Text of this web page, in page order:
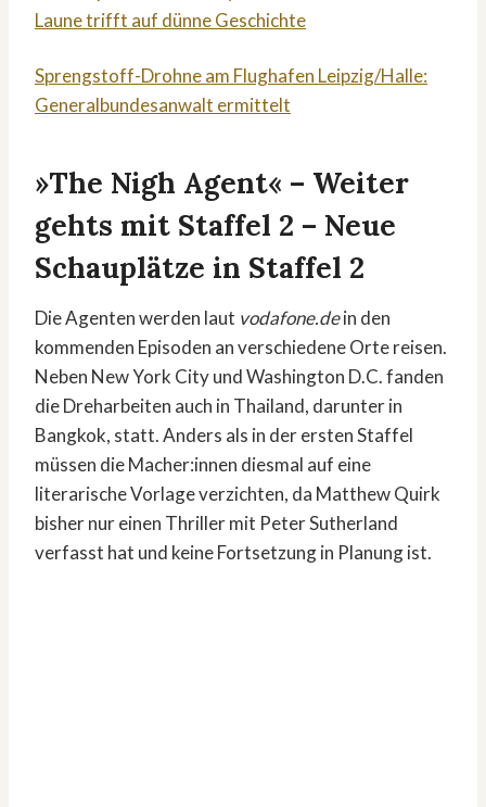
Laune trifft auf dünne Geschichte
Sprengstoff-Drohne am Flughafen Leipzig/Halle:
Generalbundesanwalt ermittelt
»The Nigh Agent« – Weiter
gehts mit Staffel 2 – Neue
Schauplätze in Staffel 2
Die Agenten werden laut vodafone.dein den
kommenden Episoden an verschiedene Orte reisen.
Neben New York City und Washington D.C. fanden
die Dreharbeiten auch in Thailand, darunter in
Bangkok, statt. Anders als in der ersten Staffel
müssen die Macher:innen diesmal auf eine
literarische Vorlage verzichten, da Matthew Quirk
bisher nur einen Thriller mit Peter Sutherland
verfasst hat und keine Fortsetzung in Planung ist.